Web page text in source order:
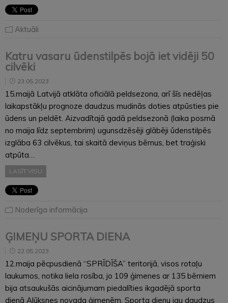
Aktuāli
Katru vasaru ūdenstilpēs bojā iet vidēji 50
cilvēki
23.05.2023
15.maijā Latvijā atklāta oficiālā peldsezona, arī šīs nedēļas
laikapstākļu prognoze daudzus mudinās doties atpūsties pie
ūdens un peldēt. Aizvadītajā gadā peldsezonā (laika posmā
no maija līdz septembrim) ugunsdzēsēji glābēji ūdenstilpēs
izglāba 63 cilvēkus, tai skaitā deviņus bērnus, bet traģiski
atpūta…
LASĪT VISU
Noderīga informācija
ĢIMEŅU SPORTA DIENA
22.05.2023
12.maija pēcpusdienā “SPRĪDĪŠA” teritorijā, visos rotaļu
laukumos, notika liela rosība, jo 109 ģimenes ar 135 bērniem
bija atsaukušās aicinājumam piedalīties ikgadējā sporta
dienā Alūksnes novada ģimenēm. Sporta dienu jau daudzus